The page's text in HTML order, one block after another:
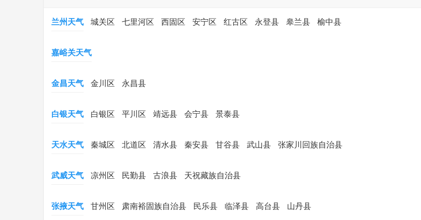
兰州天气 城关区 七里河区 西固区 安宁区 红古区 永登县 皋兰县 榆中县
嘉峪关天气
金昌天气 金川区 永昌县
白银天气 白银区 平川区 靖远县 会宁县 景泰县
天水天气 秦城区 北道区 清水县 秦安县 甘谷县 武山县 张家川回族自治县
武威天气 凉州区 民勤县 古浪县 天祝藏族自治县
张掖天气 甘州区 肃南裕固族自治县 民乐县 临泽县 高台县 山丹县